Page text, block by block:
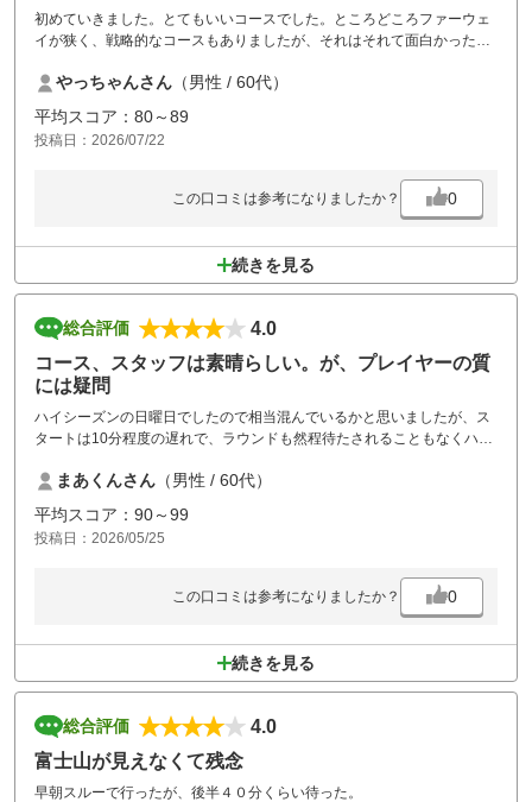
初めていきました。とてもいいコースでした。ところどころファーウェ
イが狭く、戦略的なコースもありましたが、それはそれて面白かったで
やっちゃんさん （男性 / 60代）
平均スコア：80～89
投稿日：2026/07/22
この口コミは参考になりましたか？ 0
続きを見る
総合評価
4.0
コース、スタッフは素晴らしい。が、プレイヤーの質
には疑問
ハイシーズンの日曜日でしたので相当混んでいるかと思いましたが、ス
タートは10分程度の遅れで、ラウンドも然程待たされることもなくハー
昼休憩も45分と適当だと思いました。
クラブハウス、駐車場、練習場の動線も良く、スタッフの皆さんの対
応、コースメンテ、コース内カート乗入れ可、など高評価ポイントがた
くさん在りました。
ーがたくさん居ました。
・帰りの服装がロングTシャツにジーンズ姿のオジサン
せっかくの楽しいゴルフも雰囲気台無しでした。
最近ではカジュアルなゴルフ場が増えてはいますが、このクラスにはち
ゃんとゲストに指導をして欲しいです。
まあくんさん （男性 / 60代）
平均スコア：90～99
投稿日：2026/05/25
この口コミは参考になりましたか？ 0
続きを見る
総合評価
4.0
富士山が見えなくて残念
早朝スルーで行ったが、後半４０分くらい待った。